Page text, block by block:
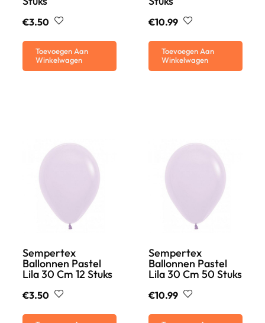
€3.50
Toevoegen Aan
Winkelwagen
€10.99
Toevoegen Aan
Winkelwagen
Sempertex
Ballonnen Pastel
Lila 30 Cm 12 Stuks
€3.50
Sempertex
Ballonnen Pastel
Lila 30 Cm 50 Stuks
€10.99